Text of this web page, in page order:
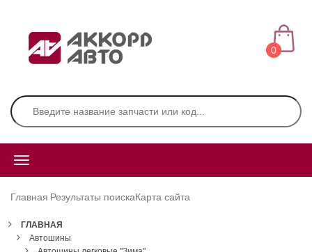
0
Главная Результаты поискаКарта сайта
ГЛАВНАЯ
Автошины